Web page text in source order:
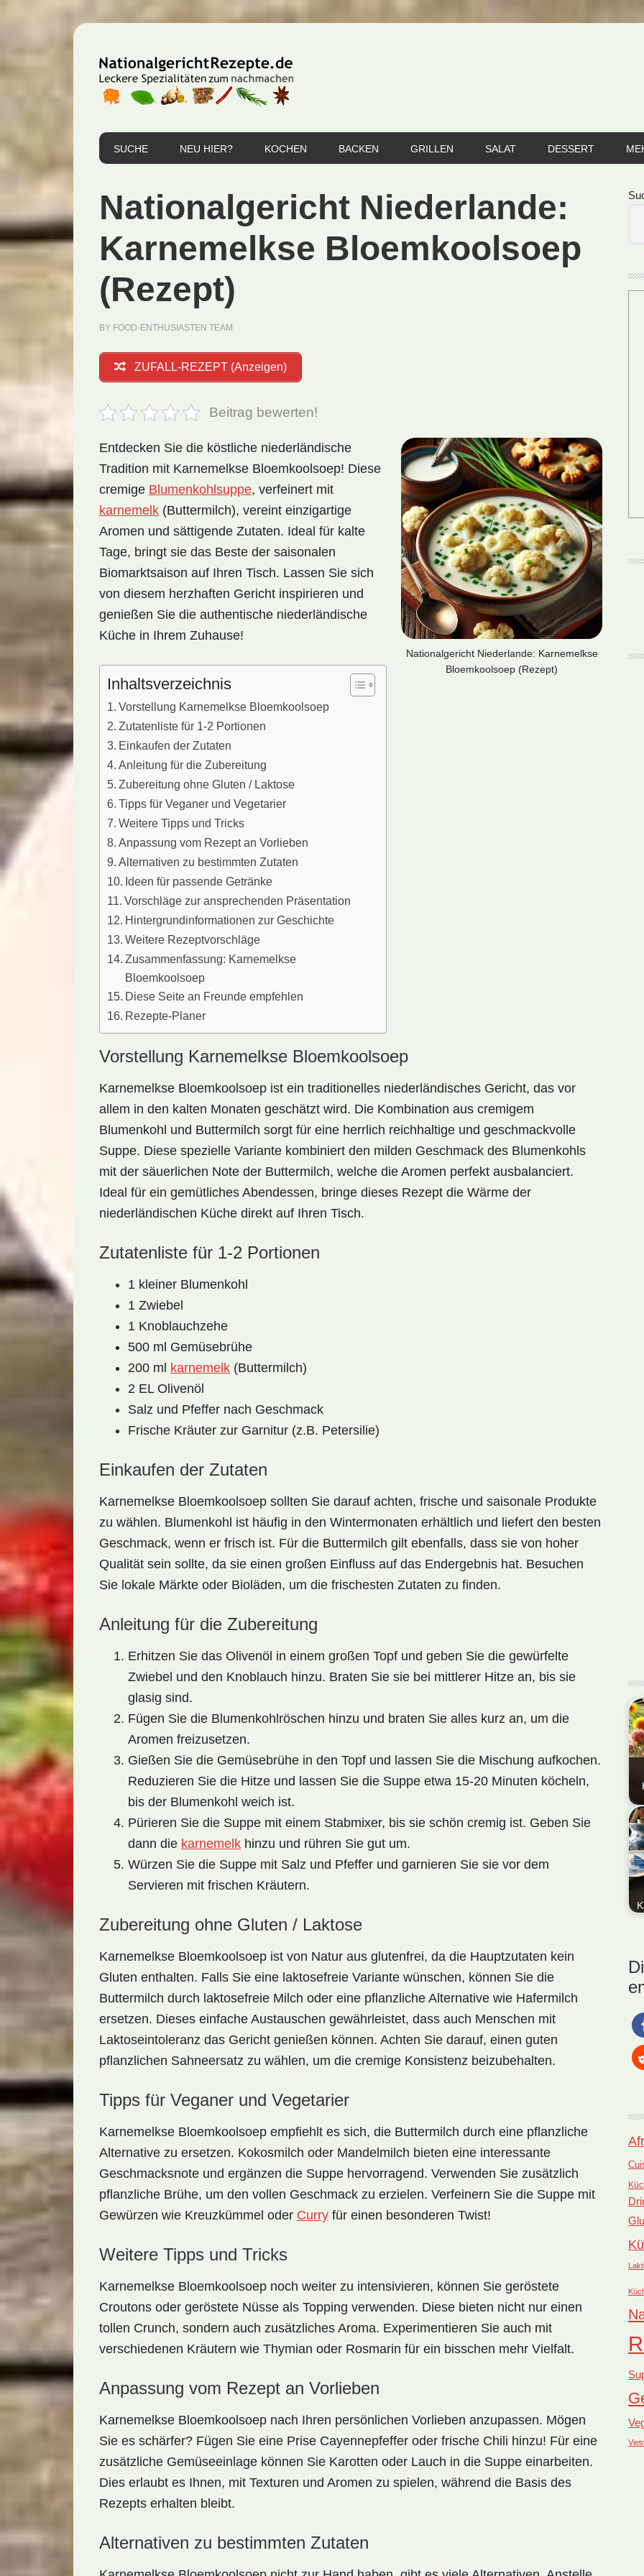
Hauptnavigation
SUCHE NEU HIER? KOCHEN BACKEN GRILLEN SALAT DESSERT
Nationalgericht Niederlande:
Karnemelkse Bloemkoolsoep
(Rezept)
BY FOOD-ENTHUSIASTEN TEAM
ZUFALL-REZEPT (Anzeigen)
Beitrag bewerten!
Nationalgericht Niederlande: Karnemelkse
Bloemkoolsoep (Rezept)
Entdecken Sie die köstliche niederländische
Tradition mit Karnemelkse Bloemkoolsoep! Diese
cremige Blumenkohlsuppe, verfeinert mit
karnemelk (Buttermilch), vereint einzigartige
Aromen und sättigende Zutaten. Ideal für kalte
Tage, bringt sie das Beste der saisonalen
Biomarktsaison auf Ihren Tisch. Lassen Sie sich
von diesem herzhaften Gericht inspirieren und
genießen Sie die authentische niederländische
Küche in Ihrem Zuhause!
Inhaltsverzeichnis
Vorstellung Karnemelkse Bloemkoolsoep
Zutatenliste für 1-2 Portionen
Einkaufen der Zutaten
Anleitung für die Zubereitung
Zubereitung ohne Gluten / Laktose
Tipps für Veganer und Vegetarier
Weitere Tipps und Tricks
Anpassung vom Rezept an Vorlieben
Alternativen zu bestimmten Zutaten
Ideen für passende Getränke
Vorschläge zur ansprechenden Präsentation
Hintergrundinformationen zur Geschichte
Weitere Rezeptvorschläge
Zusammenfassung: Karnemelkse
Bloemkoolsoep
Diese Seite an Freunde empfehlen
Rezepte-Planer
Vorstellung Karnemelkse Bloemkoolsoep
Karnemelkse Bloemkoolsoep ist ein traditionelles niederländisches Gericht, das vor
allem in den kalten Monaten geschätzt wird. Die Kombination aus cremigem
Blumenkohl und Buttermilch sorgt für eine herrlich reichhaltige und geschmackvolle
Suppe. Diese spezielle Variante kombiniert den milden Geschmack des Blumenkohls
mit der säuerlichen Note der Buttermilch, welche die Aromen perfekt ausbalanciert.
Ideal für ein gemütliches Abendessen, bringe dieses Rezept die Wärme der
niederländischen Küche direkt auf Ihren Tisch.
Zutatenliste für 1-2 Portionen
1 kleiner Blumenkohl
1 Zwiebel
1 Knoblauchzehe
500 ml Gemüsebrühe
200 ml karnemelk (Buttermilch)
2 EL Olivenöl
Salz und Pfeffer nach Geschmack
Frische Kräuter zur Garnitur (z.B. Petersilie)
Einkaufen der Zutaten
Karnemelkse Bloemkoolsoep sollten Sie darauf achten, frische und saisonale Produkte
zu wählen. Blumenkohl ist häufig in den Wintermonaten erhältlich und liefert den besten
Geschmack, wenn er frisch ist. Für die Buttermilch gilt ebenfalls, dass sie von hoher
Qualität sein sollte, da sie einen großen Einfluss auf das Endergebnis hat. Besuchen
Sie lokale Märkte oder Bioläden, um die frischesten Zutaten zu finden.
Anleitung für die Zubereitung
Erhitzen Sie das Olivenöl in einem großen Topf und geben Sie die gewürfelte
Zwiebel und den Knoblauch hinzu. Braten Sie sie bei mittlerer Hitze an, bis sie
glasig sind.
Fügen Sie die Blumenkohlröschen hinzu und braten Sie alles kurz an, um die
Aromen freizusetzen.
Gießen Sie die Gemüsebrühe in den Topf und lassen Sie die Mischung aufkochen.
Reduzieren Sie die Hitze und lassen Sie die Suppe etwa 15-20 Minuten köcheln,
bis der Blumenkohl weich ist.
Pürieren Sie die Suppe mit einem Stabmixer, bis sie schön cremig ist. Geben Sie
dann die karnemelk hinzu und rühren Sie gut um.
Würzen Sie die Suppe mit Salz und Pfeffer und garnieren Sie sie vor dem
Servieren mit frischen Kräutern.
Zubereitung ohne Gluten / Laktose
Karnemelkse Bloemkoolsoep ist von Natur aus glutenfrei, da die Hauptzutaten kein
Gluten enthalten. Falls Sie eine laktosefreie Variante wünschen, können Sie die
Buttermilch durch laktosefreie Milch oder eine pflanzliche Alternative wie Hafermilch
ersetzen. Dieses einfache Austauschen gewährleistet, dass auch Menschen mit
Laktoseintoleranz das Gericht genießen können. Achten Sie darauf, einen guten
pflanzlichen Sahneersatz zu wählen, um die cremige Konsistenz beizubehalten.
Tipps für Veganer und Vegetarier
Karnemelkse Bloemkoolsoep empfiehlt es sich, die Buttermilch durch eine pflanzliche
Alternative zu ersetzen. Kokosmilch oder Mandelmilch bieten eine interessante
Geschmacksnote und ergänzen die Suppe hervorragend. Verwenden Sie zusätzlich
pflanzliche Brühe, um den vollen Geschmack zu erzielen. Verfeinern Sie die Suppe mit
Gewürzen wie Kreuzkümmel oder Curry für einen besonderen Twist!
Weitere Tipps und Tricks
Karnemelkse Bloemkoolsoep noch weiter zu intensivieren, können Sie geröstete
Croutons oder geröstete Nüsse als Topping verwenden. Diese bieten nicht nur einen
tollen Crunch, sondern auch zusätzliches Aroma. Experimentieren Sie auch mit
verschiedenen Kräutern wie Thymian oder Rosmarin für ein bisschen mehr Vielfalt.
Anpassung vom Rezept an Vorlieben
Karnemelkse Bloemkoolsoep nach Ihren persönlichen Vorlieben anzupassen. Mögen
Sie es schärfer? Fügen Sie eine Prise Cayennepfeffer oder frische Chili hinzu! Für eine
zusätzliche Gemüseeinlage können Sie Karotten oder Lauch in die Suppe einarbeiten.
Dies erlaubt es Ihnen, mit Texturen und Aromen zu spielen, während die Basis des
Rezepts erhalten bleibt.
Alternativen zu bestimmten Zutaten